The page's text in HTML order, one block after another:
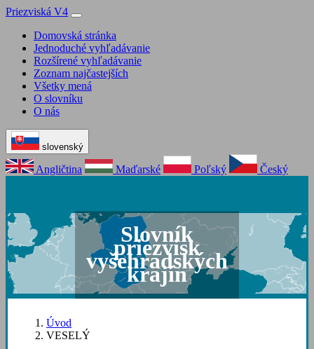
Priezviská V4
Domovská stránka
Jednoduché vyhľadávanie
Rozšírené vyhľadávanie
Zoznam najčastejších
Všetky mená
O slovníku
O nás
slovenský
Angličtina Maďarské Poľský Český
Slovník
priezvisk
vyšehradských
krajín
Úvod
VESELÝ